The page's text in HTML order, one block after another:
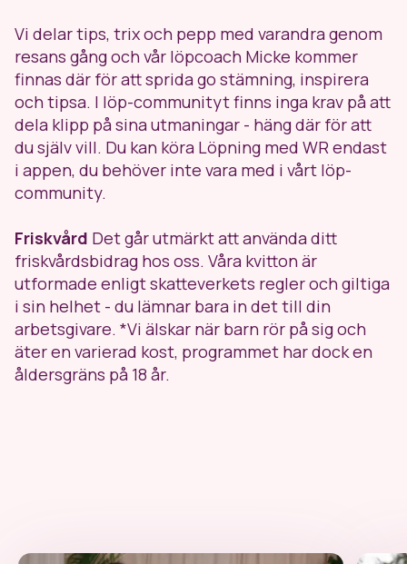
Vi delar tips, trix och pepp med varandra genom
resans gång och vår löpcoach Micke kommer
finnas där för att sprida go stämning, inspirera
och tipsa. I löp-communityt finns inga krav på att
dela klipp på sina utmaningar - häng där för att
du själv vill. Du kan köra Löpning med WR endast
i appen, du behöver inte vara med i vårt löp-
community.
Friskvård Det går utmärkt att använda ditt
friskvårdsbidrag hos oss. Våra kvitton är
utformade enligt skatteverkets regler och giltiga
i sin helhet - du lämnar bara in det till din
arbetsgivare. *Vi älskar när barn rör på sig och
äter en varierad kost, programmet har dock en
åldersgräns på 18 år.